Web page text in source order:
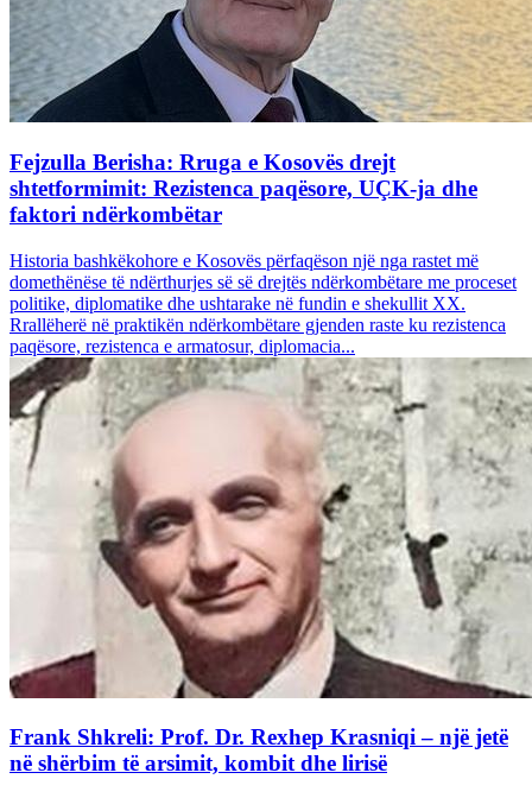
Fejzulla Berisha: Rruga e Kosovës drejt
shtetformimit: Rezistenca paqësore, UÇK-ja dhe
faktori ndërkombëtar
Historia bashkëkohore e Kosovës përfaqëson një nga rastet më
domethënëse të ndërthurjes së së drejtës ndërkombëtare me proceset
politike, diplomatike dhe ushtarake në fundin e shekullit XX.
Rrallëherë në praktikën ndërkombëtare gjenden raste ku rezistenca
paqësore, rezistenca e armatosur, diplomacia...
Frank Shkreli: Prof. Dr. Rexhep Krasniqi – një jetë
në shërbim të arsimit, kombit dhe lirisë